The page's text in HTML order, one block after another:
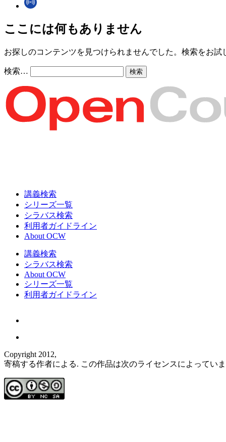
ここには何もありません
お探しのコンテンツを見つけられませんでした。検索をお試
検索…
講義検索
シリーズ一覧
シラバス検索
利用者ガイドライン
About OCW
講義検索
シラバス検索
About OCW
シリーズ一覧
利用者ガイドライン
Copyright 2012,
寄稿する作者による. この作品は次のライセンスによってい